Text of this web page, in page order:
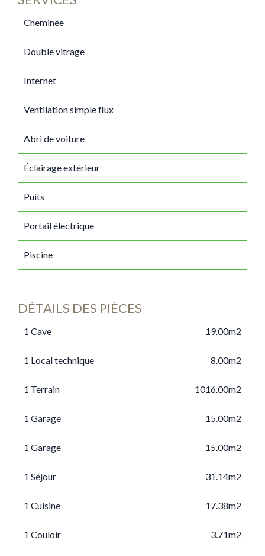
Cheminée
Double vitrage
Internet
Ventilation simple flux
Abri de voiture
Éclairage extérieur
Puits
Portail électrique
Piscine
DÉTAILS DES PIÈCES
1 Cave 19.00m2
1 Local technique 8.00m2
1 Terrain 1016.00m2
1 Garage 15.00m2
1 Garage 15.00m2
1 Séjour 31.14m2
1 Cuisine 17.38m2
1 Couloir 3.71m2